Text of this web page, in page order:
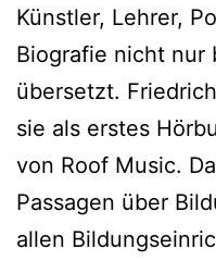
Künstler, Lehrer,
Biografie nicht nur
übersetzt.
sie als erstes
von Roof Music.
Passagen über
allen